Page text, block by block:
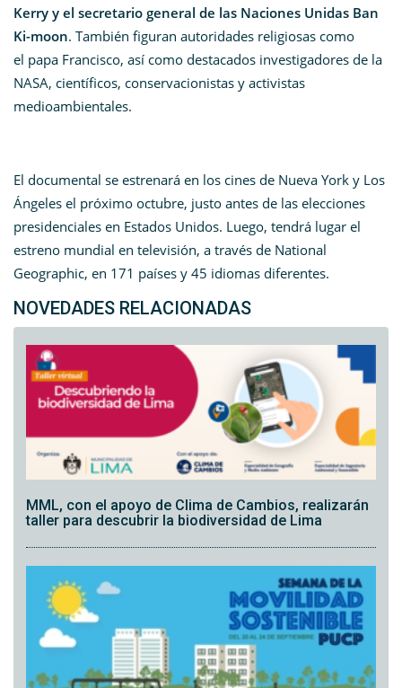
Kerry y el secretario general de las Naciones Unidas Ban
Ki-moon. También figuran autoridades religiosas como
el papa Francisco, así como destacados investigadores de la
NASA, científicos, conservacionistas y activistas
medioambientales.
El documental se estrenará en los cines de Nueva York y Los
Ángeles el próximo octubre, justo antes de las elecciones
presidenciales en Estados Unidos. Luego, tendrá lugar el
estreno mundial en televisión, a través de National
Geographic, en 171 países y 45 idiomas diferentes.
NOVEDADES RELACIONADAS
MML, con el apoyo de Clima de Cambios, realizarán
taller para descubrir la biodiversidad de Lima